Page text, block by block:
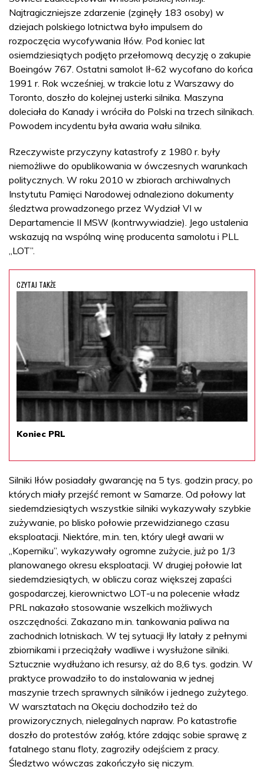
Najtragiczniejsze zdarzenie (zginęły 183 osoby) w
dziejach polskiego lotnictwa było impulsem do
rozpoczęcia wycofywania Iłów. Pod koniec lat
osiemdziesiątych podjęto przełomową decyzję o zakupie
Boeingów 767. Ostatni samolot Ił-62 wycofano do końca
1991 r. Rok wcześniej, w trakcie lotu z Warszawy do
Toronto, doszło do kolejnej usterki silnika. Maszyna
doleciała do Kanady i wróciła do Polski na trzech silnikach.
Powodem incydentu była awaria wału silnika.
Rzeczywiste przyczyny katastrofy z 1980 r. były
niemożliwe do opublikowania w ówczesnych warunkach
politycznych. W roku 2010 w zbiorach archiwalnych
Instytutu Pamięci Narodowej odnaleziono dokumenty
śledztwa prowadzonego przez Wydział VI w
Departamencie II MSW (kontrwywiadzie). Jego ustalenia
wskazują na wspólną winę producenta samolotu i PLL
„LOT”.
CZYTAJ TAKŻE
Koniec PRL
Silniki Iłów posiadały gwarancję na 5 tys. godzin pracy, po
których miały przejść remont w Samarze. Od połowy lat
siedemdziesiątych wszystkie silniki wykazywały szybkie
zużywanie, po blisko połowie przewidzianego czasu
eksploatacji. Niektóre, m.in. ten, który uległ awarii w
„Koperniku”, wykazywały ogromne zużycie, już po 1/3
planowanego okresu eksploatacji. W drugiej połowie lat
siedemdziesiątych, w obliczu coraz większej zapaści
gospodarczej, kierownictwo LOT-u na polecenie władz
PRL nakazało stosowanie wszelkich możliwych
oszczędności. Zakazano m.in. tankowania paliwa na
zachodnich lotniskach. W tej sytuacji Iły latały z pełnymi
zbiornikami i przeciążały wadliwe i wysłużone silniki.
Sztucznie wydłużano ich resursy, aż do 8,6 tys. godzin. W
praktyce prowadziło to do instalowania w jednej
maszynie trzech sprawnych silników i jednego zużytego.
W warsztatach na Okęciu dochodziło też do
prowizorycznych, nielegalnych napraw. Po katastrofie
doszło do protestów załóg, które zdając sobie sprawę z
fatalnego stanu floty, zagroziły odejściem z pracy.
Śledztwo wówczas zakończyło się niczym.